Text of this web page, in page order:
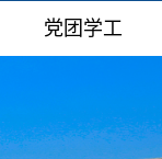
党团学工